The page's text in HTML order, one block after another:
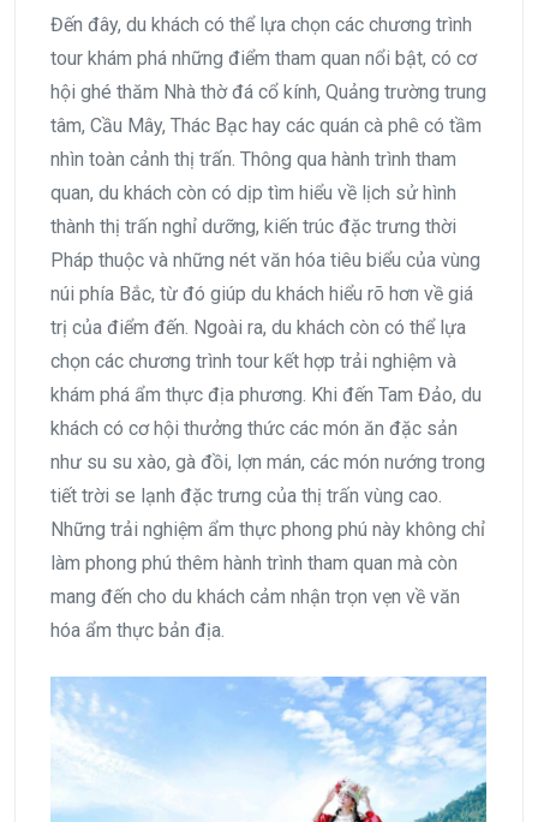
Đến đây, du khách có thể lựa chọn các chương trình
tour khám phá những điểm tham quan nổi bật, có cơ
hội ghé thăm Nhà thờ đá cổ kính, Quảng trường trung
tâm, Cầu Mây, Thác Bạc hay các quán cà phê có tầm
nhìn toàn cảnh thị trấn. Thông qua hành trình tham
quan, du khách còn có dịp tìm hiểu về lịch sử hình
thành thị trấn nghỉ dưỡng, kiến trúc đặc trưng thời
Pháp thuộc và những nét văn hóa tiêu biểu của vùng
núi phía Bắc, từ đó giúp du khách hiểu rõ hơn về giá
trị của điểm đến. Ngoài ra, du khách còn có thể lựa
chọn các chương trình tour kết hợp trải nghiệm và
khám phá ẩm thực địa phương. Khi đến Tam Đảo, du
khách có cơ hội thưởng thức các món ăn đặc sản
như su su xào, gà đồi, lợn mán, các món nướng trong
tiết trời se lạnh đặc trưng của thị trấn vùng cao.
Những trải nghiệm ẩm thực phong phú này không chỉ
làm phong phú thêm hành trình tham quan mà còn
mang đến cho du khách cảm nhận trọn vẹn về văn
hóa ẩm thực bản địa.